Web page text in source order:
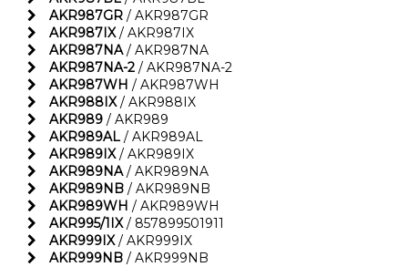
AKR987GR / AKR987GR
AKR987IX/ AKR987IX
AKR987NA/ AKR987NA
AKR987NA-2 / AKR987NA-2
AKR987WH / AKR987WH
AKR988IX/ AKR988IX
AKR989 / AKR989
AKR989AL / AKR989AL
AKR989IX/ AKR989IX
AKR989NA/ AKR989NA
AKR989NB / AKR989NB
AKR989WH / AKR989WH
AKR995/1IX/ 857899501911
AKR999IX/ AKR999IX
AKR999NB / AKR999NB